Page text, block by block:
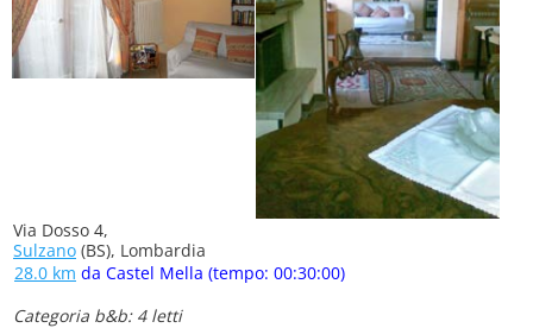
Via Dosso 4,
Sulzano (BS), Lombardia
28.0 km da Castel Mella (tempo: 00:30:00)
Categoria b&b: 4 letti